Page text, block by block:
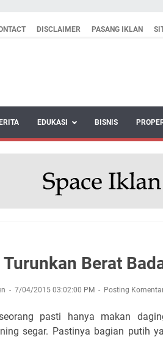
DISCLAIMER PASANG IKLAN
EDUKASI BISNIS
Berat
7/04/2015 03:02:00 PM Posting
pasti hanya makan
segar. Pastinya bagian putih